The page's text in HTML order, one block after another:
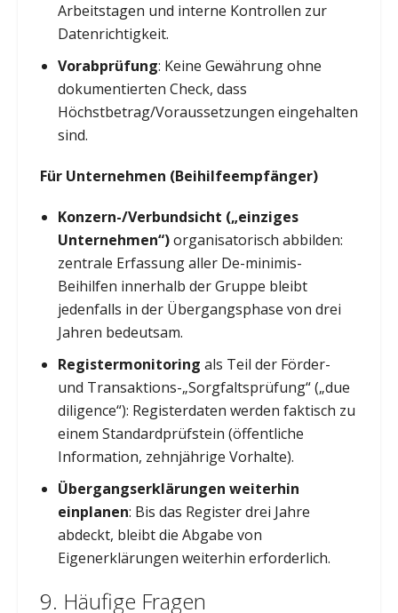
Arbeitstagen und interne Kontrollen zur
Datenrichtigkeit.
Vorabprüfung: Keine Gewährung ohne
dokumentierten Check, dass
Höchstbetrag/Voraussetzungen eingehalten
sind.
Für Unternehmen (Beihilfeempfänger)
Konzern-/Verbundsicht („einziges
Unternehmen“)organisatorisch abbilden:
zentrale Erfassung aller De-minimis-
Beihilfen innerhalb der Gruppe bleibt
jedenfalls in der Übergangsphase von drei
Jahren bedeutsam.
Registermonitoring als Teil der Förder-
und Transaktions-„Sorgfaltsprüfung“ („due
diligence“): Registerdaten werden faktisch zu
einem Standardprüfstein (öffentliche
Information, zehnjährige Vorhalte).
Übergangserklärungen weiterhin
einplanen: Bis das Register drei Jahre
abdeckt, bleibt die Abgabe von
Eigenerklärungen weiterhin erforderlich.
9. Häufige Fragen